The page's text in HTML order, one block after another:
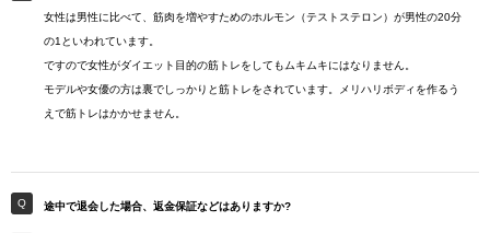
女性は男性に比べて、筋肉を増やすためのホルモン（テストステロン）が男性の20分
の1といわれています。
ですので女性がダイエット目的の筋トレをしてもムキムキにはなりません。
モデルや女優の方は裏でしっかりと筋トレをされています。メリハリボディを作るう
えで筋トレはかかせません。
途中で退会した場合、返金保証などはありますか?